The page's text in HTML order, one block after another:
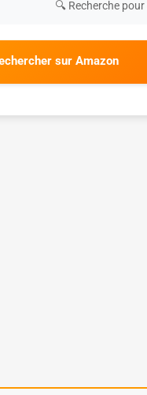
🔍 Recherche pour
sur Amazon